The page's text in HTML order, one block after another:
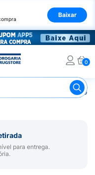
Baixar
0
para Sistema Nervoso
para entrega.